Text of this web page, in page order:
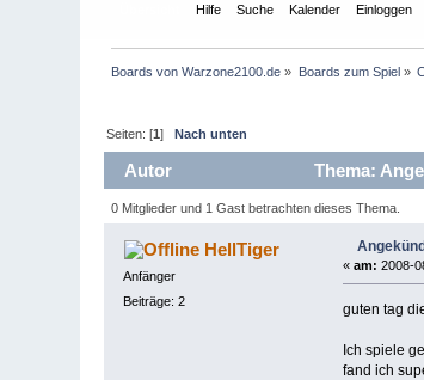
Hilfe Suche Kalender Einloggen
Boards von Warzone2100.de » Boards zum Spiel»
Seiten: [1]Nach unten
Autor Thema:
0 Mitglieder und 1 Gast betrachten dieses Thema.
HellTiger
Anfänger
Beiträge: 2
« am: 2008-
guten tag
Ich spiele
fand ich